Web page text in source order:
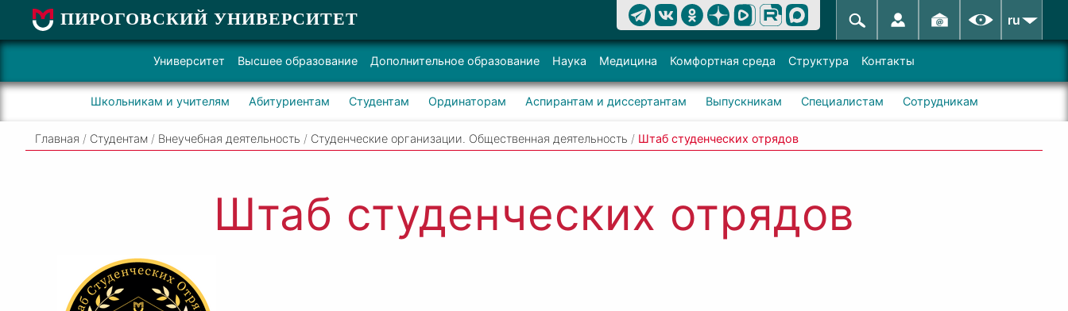
ПИРОГОВСКИЙ УНИВЕРСИТЕТ ru
Университет Высшее образование Дополнительное образование Наука Медицина Комфортная среда Структура Контакты
Школьникам и учителям Абитуриентам Студентам Ординаторам Аспирантам и диссертантам Выпускникам Специалистам Сотрудникам
Главная / Студентам / Внеучебная деятельность / Студенческие организации. Общественная деятельность / Штаб студенческих отрядов
Штаб студенческих отрядов